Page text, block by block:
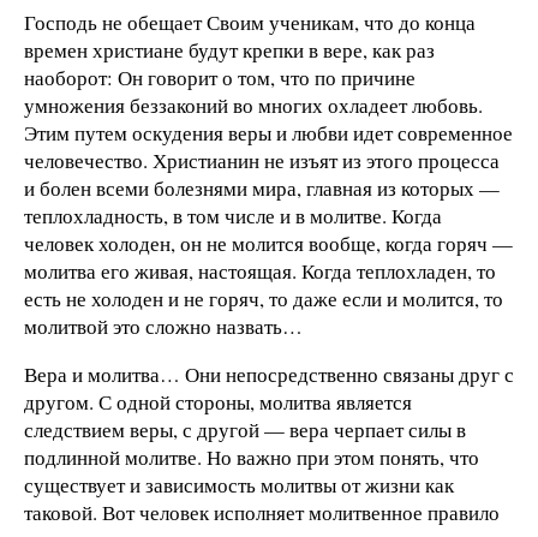
Господь не обещает Своим ученикам, что до конца
времен хрис­тиане будут крепки в вере, как раз
наоборот: Он говорит о том, что по причине
умножения беззаконий во многих охладеет любовь.
Этим путем оскудения веры и любви идет современное
человечество. Христианин не изъят из этого процесса
и болен всеми болезнями мира, главная из которых —
теплохладность, в том числе и в молитве. Когда
человек холоден, он не молится вообще, когда горяч —
молитва его живая, настоящая. Когда теплохладен, то
есть не холоден и не горяч, то даже если и молится, то
молитвой это сложно назвать…
Вера и молитва… Они непосредственно связаны друг с
другом. С одной стороны, молитва является
следствием веры, с другой — вера черпает силы в
подлинной молитве. Но важно при этом понять, что
существует и зависимость молитвы от жизни как
таковой. Вот человек исполняет молитвенное правило